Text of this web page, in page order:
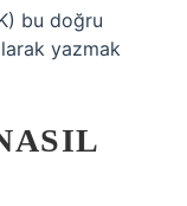
bu doğru
yazmak